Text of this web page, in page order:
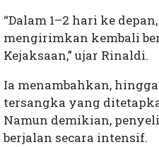
“Dalam 1–2 hari ke
mengirimkan kembali
Kejaksaan,” ujar Rinaldi.
Ia menambahkan,
tersangka yang
Namun demikian,
berjalan secara intensif.